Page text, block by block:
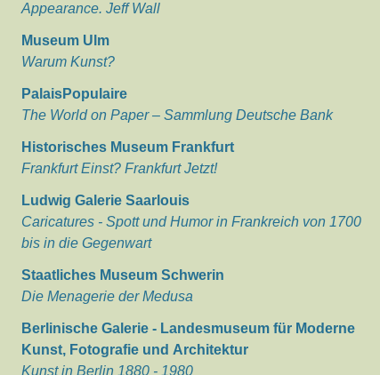
Appearance. Jeff Wall
Museum Ulm
Warum Kunst?
PalaisPopulaire
The World on Paper – Sammlung Deutsche Bank
Historisches Museum Frankfurt
Frankfurt Einst? Frankfurt Jetzt!
Ludwig Galerie Saarlouis
Caricatures - Spott und Humor in Frankreich von 1700
bis in die Gegenwart
Staatliches Museum Schwerin
Die Menagerie der Medusa
Berlinische Galerie - Landesmuseum für Moderne
Kunst, Fotografie und Architektur
Kunst in Berlin 1880 - 1980